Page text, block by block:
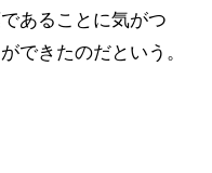
あることに気がつ
できたのだという。